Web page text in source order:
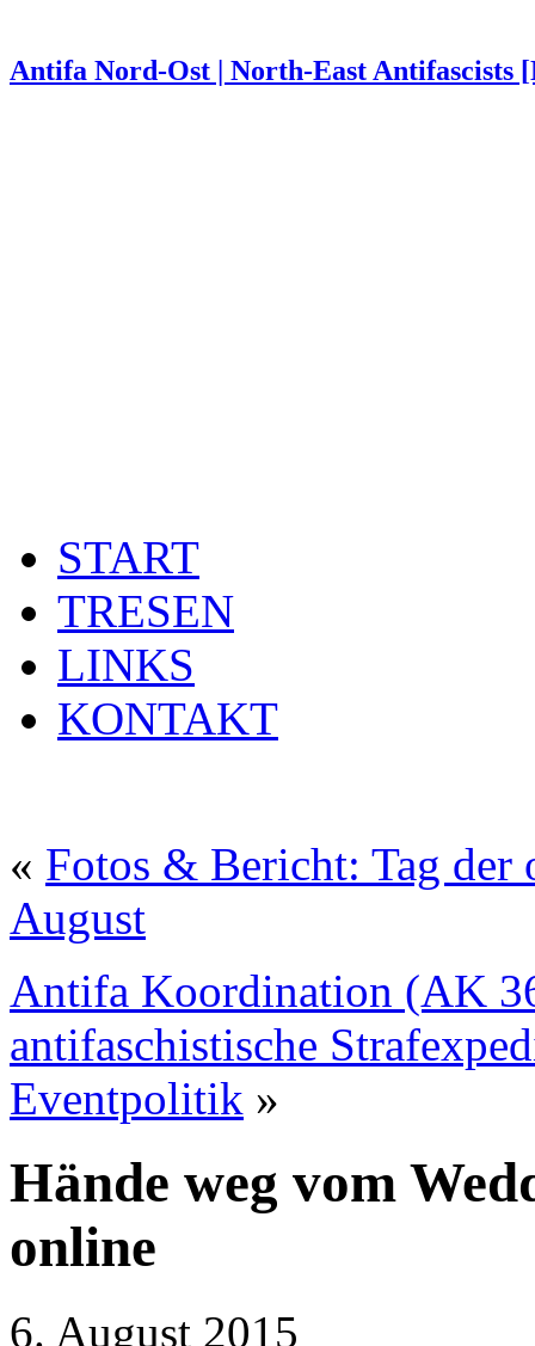
Antifa Nord-Ost | North-East Antifascists
START
TRESEN
LINKS
KONTAKT
« Fotos & Bericht: Tag der
August
Antifa Koordination (AK
antifaschistische
Eventpolitik »
Hände weg vom
online
6. August 2015